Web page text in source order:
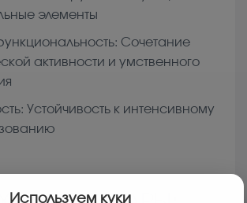
элементы
Сочетание
активности и умственного
Устойчивость к интенсивному
Используем куки